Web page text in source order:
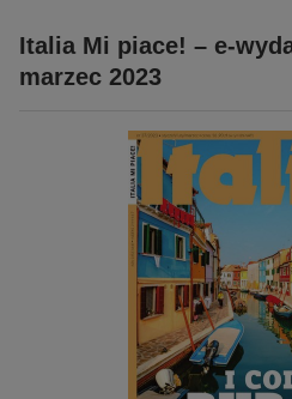
biznesowe, branżowe,
dzienniki
edukacja
hobby, sport, rozrywka
komputery, internet,
kobiece, lifestyle, kultura
polityka, społeczno-
psychologiczne
Italia Mi piace! – e-
marzec 2023